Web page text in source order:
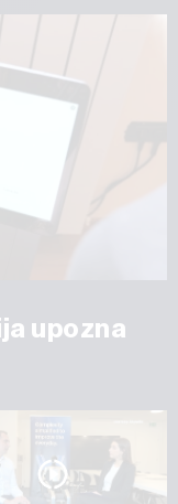
upozna